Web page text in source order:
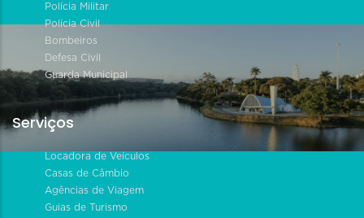
Polícia Militar
Polícia Civil
Bombeiros
Defesa Civil
Guarda Municipal
Serviços
Locadora de Veículos
Casas de Câmbio
Agências de Viagem
Guias de Turismo